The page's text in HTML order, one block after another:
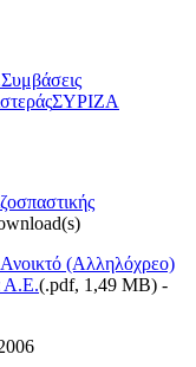
Συμβάσεις
ΣΥΡΙΖΑ
(Αλληλόχρεο)
Α.Ε.(.pdf, 1,49 MB) -